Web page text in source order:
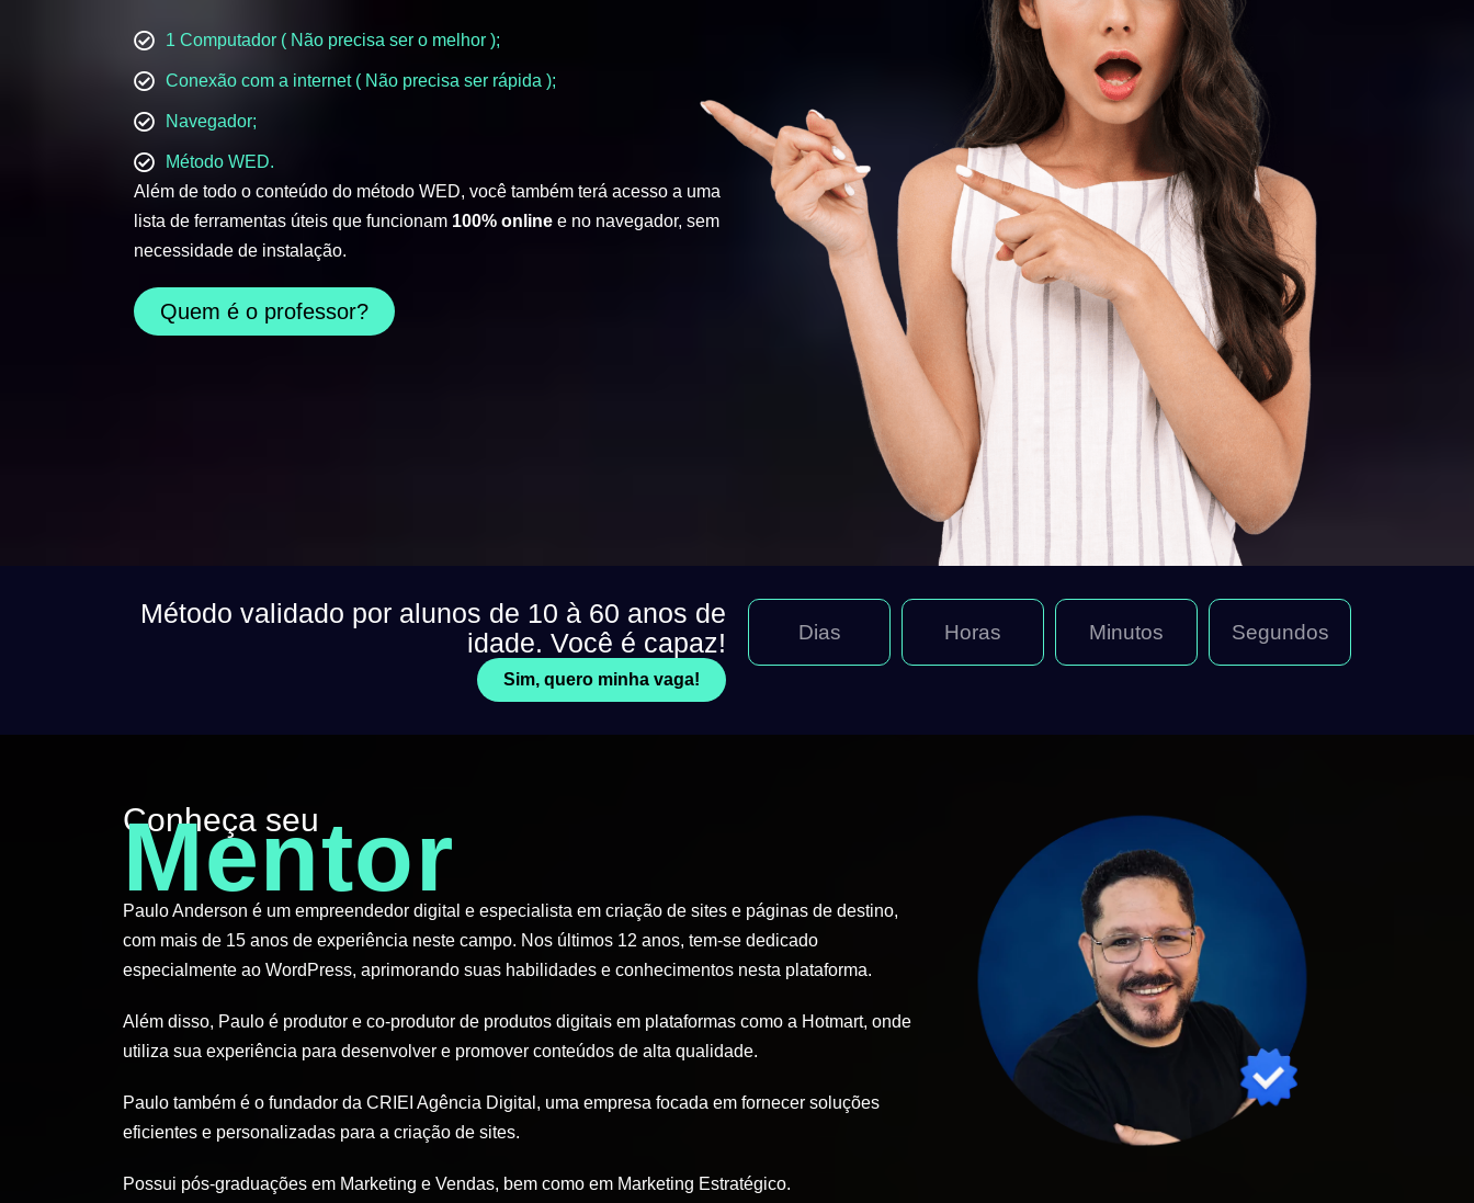
1 Computador ( Não precisa ser o melhor );
Conexão com a internet ( Não precisa ser rápida );
Navegador;
Método WED.
Além de todo o conteúdo do método WED, você também terá acesso a uma
lista de ferramentas úteis que funcionam 100% online e no navegador, sem
necessidade de instalação.
Quem é o professor?
Método validado por alunos de 10 à 60 anos de
idade. Você é capaz!
Sim, quero minha vaga!
Dias Horas Minutos Segundos
Conheça seu
Mentor
Paulo Anderson é um empreendedor digital e especialista em criação de sites e páginas de destino,
com mais de 15 anos de experiência neste campo. Nos últimos 12 anos, tem-se dedicado
especialmente ao WordPress, aprimorando suas habilidades e conhecimentos nesta plataforma.
Além disso, Paulo é produtor e co-produtor de produtos digitais em plataformas como a Hotmart, onde
utiliza sua experiência para desenvolver e promover conteúdos de alta qualidade.
Paulo também é o fundador da CRIEI Agência Digital, uma empresa focada em fornecer soluções
eficientes e personalizadas para a criação de sites.
Possui pós-graduações em Marketing e Vendas, bem como em Marketing Estratégico.